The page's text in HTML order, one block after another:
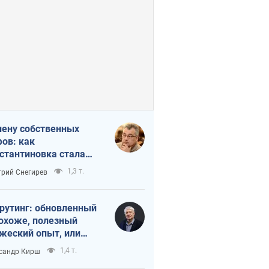
собственных
как
стала
идеологической
для российских
Снегирев 1,3 т.
обновленный
полезный
опыт, или
трусости
Кирш 1,4 т.